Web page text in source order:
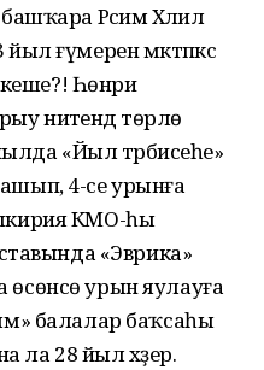
Рәсимә Хәлил
ғүмерен мәктәпкәсә
кеше?! Һөнәри
ниәтендә төрлө
«Йыл тәрбиәсеһе»
4-се урынға
КМО-һы
«Эврика»
урын яулауға
балалар баҡсаһы
28 йыл хәҙер.